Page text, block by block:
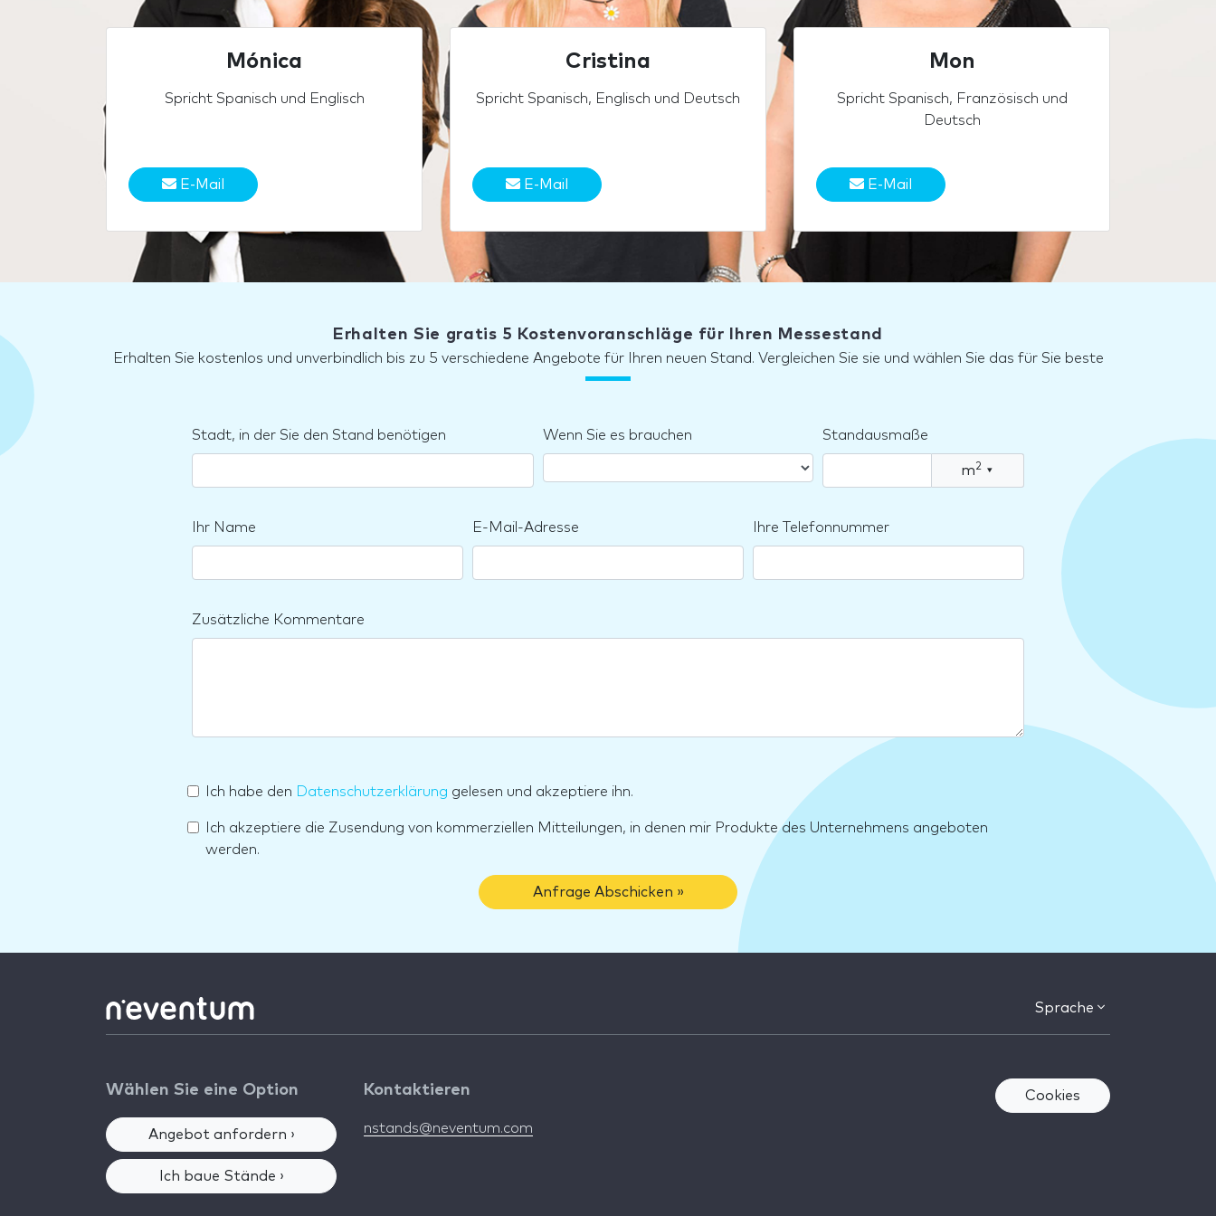
Mónica
Spricht Spanisch und Englisch
E-Mail
Cristina
Spricht Spanisch, Englisch und Deutsch
E-Mail
Mon
Spricht Spanisch, Französisch und
Deutsch
E-Mail
Erhalten Sie gratis 5 Kostenvoranschläge für Ihren Messestand
Erhalten Sie kostenlos und unverbindlich bis zu 5 verschiedene Angebote für Ihren neuen Stand. Vergleichen Sie sie und wählen Sie das für Sie beste
Stadt, in der Sie den Stand benötigen Wenn Sie es brauchen Standausmaße
m2 ▾
Ihr Name E-Mail-Adresse Ihre Telefonnummer
Zusätzliche Kommentare
Ich habe den Datenschutzerklärung gelesen und akzeptiere ihn.
Ich akzeptiere die Zusendung von kommerziellen Mitteilungen, in denen mir Produkte des Unternehmens angeboten
werden.
Anfrage Abschicken »
Sprache
Wählen Sie eine Option
Angebot anfordern ›
Ich baue Stände ›
Kontaktieren
nstands@neventum.com
Cookies